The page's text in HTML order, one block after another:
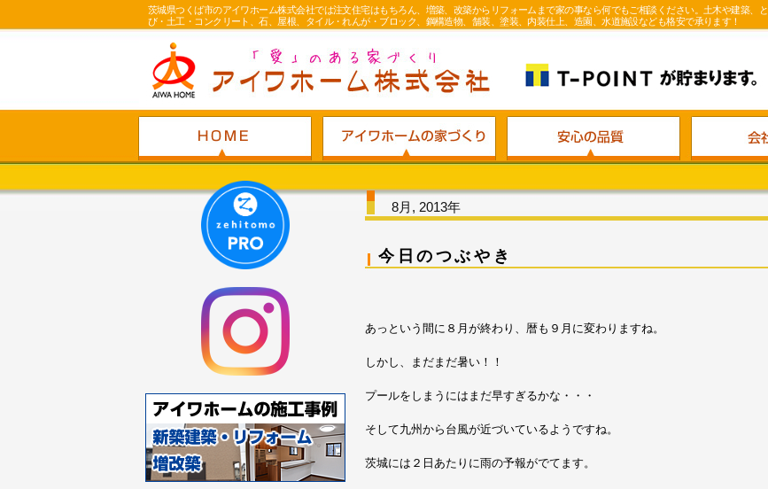
茨城県つくば市のアイワホーム株式会社では注文住宅はもちろん、増築、改築からリフォームまで家の事なら何でもご相談ください。土木や建築、と
び・土工・コンクリート、石、屋根、タイル・れんが・ブロック、鋼構造物、舗装、塗装、内装仕上、造園、水道施設なども格安で承ります！
8月, 2013年
今日のつぶやき
あっという間に８月が終わり、暦も９月に変わりますね。
しかし、まだまだ暑い！！
プールをしまうにはまだ早すぎるかな・・・
そして九州から台風が近づいているようですね。
茨城には２日あたりに雨の予報がでてます。